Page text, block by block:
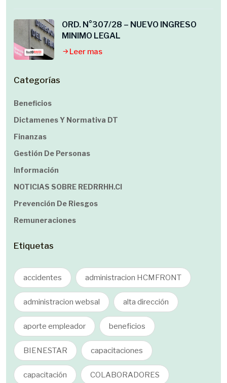
ORD. N°307/28 – NUEVO INGRESO
MINIMO LEGAL
Leer mas
Categorías
Beneficios
Dictamenes Y Normativa DT
Finanzas
Gestión De Personas
Información
NOTICIAS SOBRE REDRRHH.cl
Prevención De Riesgos
Remuneraciones
Etiquetas
accidentes administracion HCMFRONT
administracion websal alta dirección
aporte empleador beneficios
BIENESTAR capacitaciones
capacitación COLABORADORES